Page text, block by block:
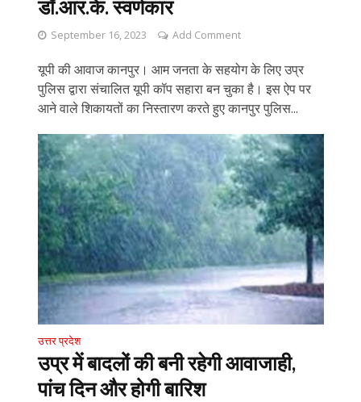
डॉ.आर.के. स्वर्णकार
September 16, 2023 Add Comment
यूपी की आवाज कानपुर। आम जनता के सहयोग के लिए उप्र
पुलिस द्वारा संचालित यूपी कॉप सहारा बन चुका है। इस ऐप पर
आने वाले शिकायतों का निस्तारण करते हुए कानपुर पुलिस...
उत्तर प्रदेश
उप्र में बादलों की बनी रहेगी आवाजाही,
पांच दिन और होगी बारिश